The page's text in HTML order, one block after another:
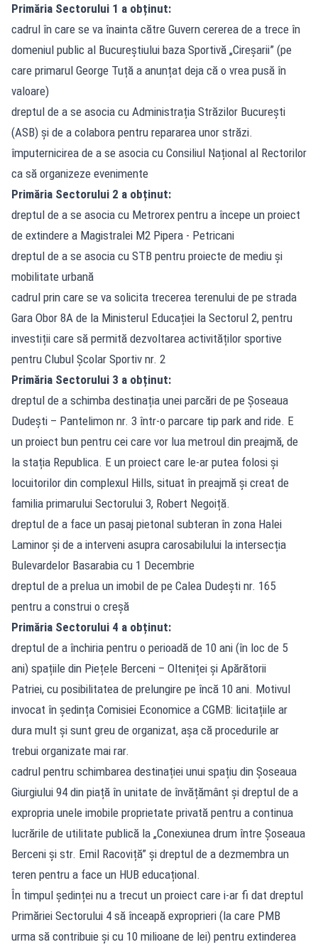
Primăria Sectorului 1 a obținut:
cadrul în care se va înainta către Guvern cererea de a trece în
domeniul public al Bucureștiului baza Sportivă „Cireșarii” (pe
care primarul George Tuță a anunțat deja că o vrea pusă în
valoare)
dreptul de a se asocia cu Administrația Străzilor București
(ASB) și de a colabora pentru repararea unor străzi.
împuternicirea de a se asocia cu Consiliul Național al Rectorilor
ca să organizeze evenimente
Primăria Sectorului 2 a obținut:
dreptul de a se asocia cu Metrorex pentru a începe un proiect
de extindere a Magistralei M2 Pipera - Petricani
dreptul de a se asocia cu STB pentru proiecte de mediu și
mobilitate urbană
cadrul prin care se va solicita trecerea terenului de pe strada
Gara Obor 8A de la Ministerul Educației la Sectorul 2, pentru
investiții care să permită dezvoltarea activităților sportive
pentru Clubul Școlar Sportiv nr. 2
Primăria Sectorului 3 a obținut:
dreptul de a schimba destinația unei parcări de pe Șoseaua
Dudești – Pantelimon nr. 3 într-o parcare tip park and ride. E
un proiect bun pentru cei care vor lua metroul din preajmă, de
la stația Republica. E un proiect care le-ar putea folosi și
locuitorilor din complexul Hills, situat în preajmă și creat de
familia primarului Sectorului 3, Robert Negoiță.
dreptul de a face un pasaj pietonal subteran în zona Halei
Laminor și de a interveni asupra carosabilului la intersecția
Bulevardelor Basarabia cu 1 Decembrie
dreptul de a prelua un imobil de pe Calea Dudești nr. 165
pentru a construi o creșă
Primăria Sectorului 4 a obținut:
dreptul de a închiria pentru o perioadă de 10 ani (în loc de 5
ani) spațiile din Piețele Berceni – Olteniței și Apărătorii
Patriei, cu posibilitatea de prelungire pe încă 10 ani. Motivul
invocat în ședința Comisiei Economice a CGMB: licitațiile ar
dura mult și sunt greu de organizat, așa că procedurile ar
trebui organizate mai rar.
cadrul pentru schimbarea destinației unui spațiu din Șoseaua
Giurgiului 94 din piață în unitate de învățământ și dreptul de a
expropria unele imobile proprietate privată pentru a continua
lucrările de utilitate publică la „Conexiunea drum între Șoseaua
Berceni și str. Emil Racoviță” și dreptul de a dezmembra un
teren pentru a face un HUB educațional.
În timpul ședinței nu a trecut un proiect care i-ar fi dat dreptul
Primăriei Sectorului 4 să înceapă exproprieri (la care PMB
urma să contribuie și cu 10 milioane de lei) pentru extinderea